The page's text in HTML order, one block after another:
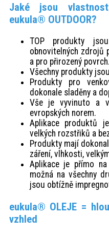
Jaké jsou
eukula® OUTDOOR?
TOP produkty
obnovitelných zdrojů
a pro přirozený povrch.
Všechny produkty
Produkty pro
dokonale sladěny a
Vše je vyvinuto a
evropských norem.
Aplikace produktů
velkých rozstřiků a
Produkty mají
záření, vlhkosti,
Aplikace je přímo
možná na všechny
jsou obtížně
eukula® OLEJE =
vzhled